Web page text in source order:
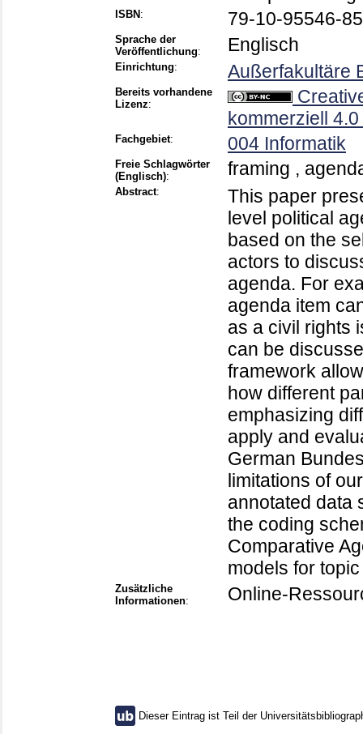
ISBN : 79-10-95546-
Sprache der
Veröffentlichung: Englisch
Einrichtung: Außerfakultäre
Bereits vorhandene
Lizenz:
kommerziell
Fachgebiet: 004 Informatik
Freie Schlagwörter
(Englisch): framing ,
Abstract:
This paper
level political
based on the
actors to
agenda. For
agenda item
as a civil rights
can be
framework
how different
emphasizing
apply and
German
limitations of
annotated data
the coding
Comparative
models for
Zusätzliche
Informationen: Online-
Dieser Eintrag ist Teil der